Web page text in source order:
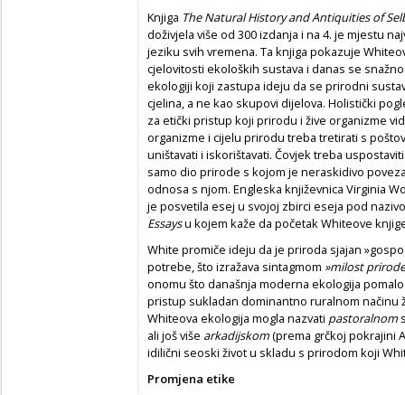
Knjiga The Natural History and Antiquities of
doživjela više od 300 izdanja i na 4. je mjestu
jeziku svih vremena. Ta knjiga pokazuje
cjelovitosti ekoloških sustava i danas se
ekologiji koji zastupa ideju da se prirodni
cjelina, a ne kao skupovi dijelova. Holistički
za etički pristup koji prirodu i žive organizme
organizme i cijelu prirodu treba tretirati s
uništavati i iskorištavati. Čovjek treba
samo dio prirode s kojom je neraskidivo
odnosa s njom. Engleska književnica Virginia
je posvetila esej u svojoj zbirci eseja pod
Essaysu kojem kaže da početak Whiteove
White promiče ideju da je priroda sjajan
potrebe, što izražava sintagmom »milost
onomu što današnja moderna ekologija
pristup sukladan dominantno ruralnom načinu
Whiteova ekologija mogla nazvati pastoralnom
ali još više arkadijskom(prema grčkoj pokrajini
idilični seoski život u skladu s prirodom koji
Promjena etike